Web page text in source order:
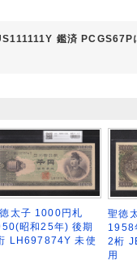
鑑済 PCGS67P
太子 1000円札
昭和25年) 後期
LH697874Y 未使
聖徳
1958
2桁
用